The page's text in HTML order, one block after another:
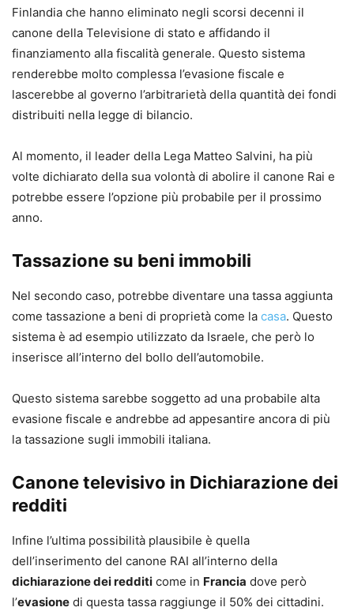
Finlandia che hanno eliminato negli scorsi decenni il
canone della Televisione di stato e affidando il
finanziamento alla fiscalità generale. Questo sistema
renderebbe molto complessa l’evasione fiscale e
lascerebbe al governo l’arbitrarietà della quantità dei fondi
distribuiti nella legge di bilancio.
Al momento, il leader della Lega Matteo Salvini, ha più
volte dichiarato della sua volontà di abolire il canone Rai e
potrebbe essere l’opzione più probabile per il prossimo
anno.
Tassazione su beni immobili
Nel secondo caso, potrebbe diventare una tassa aggiunta
come tassazione a beni di proprietà come la casa. Questo
sistema è ad esempio utilizzato da Israele, che però lo
inserisce all’interno del bollo dell’automobile.
Questo sistema sarebbe soggetto ad una probabile alta
evasione fiscale e andrebbe ad appesantire ancora di più
la tassazione sugli immobili italiana.
Canone televisivo in Dichiarazione dei
redditi
Infine l’ultima possibilità plausibile è quella
dell’inserimento del canone RAI all’interno della
dichiarazione dei redditi come in Francia dove però
l’evasione di questa tassa raggiunge il 50% dei cittadini.